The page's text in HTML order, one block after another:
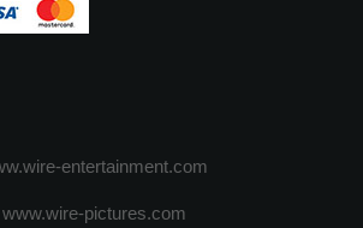
entertainment.com
www.wire-pictures.com